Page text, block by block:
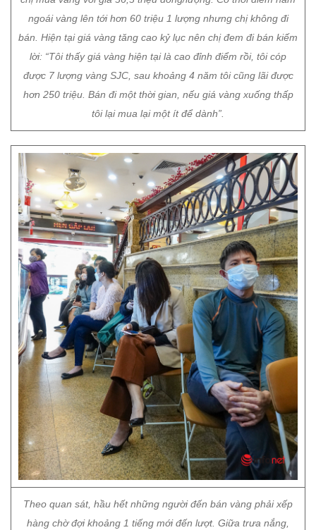
ngoái vàng lên tới hơn 60 triệu 1 lượng nhưng chị không đi
bán. Hiện tại giá vàng tăng cao kỷ lục nên chị đem đi bán kiếm
lời: “Tôi thấy giá vàng hiện tại là cao đỉnh điểm rồi, tôi cóp
được 7 lượng vàng SJC, sau khoảng 4 năm tôi cũng lãi được
hơn 250 triệu. Bán đi một thời gian, nếu giá vàng xuống thấp
tôi lại mua lại một ít để dành”.
Theo quan sát, hầu hết những người đến bán vàng phải xếp
hàng chờ đợi khoảng 1 tiếng mới đến lượt. Giữa trưa nắng,